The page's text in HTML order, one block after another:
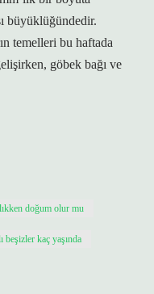
büyüklüğündedir.
temelleri bu haftada
göbek bağı ve
doğum olur mu
beşizler kaç yaşında